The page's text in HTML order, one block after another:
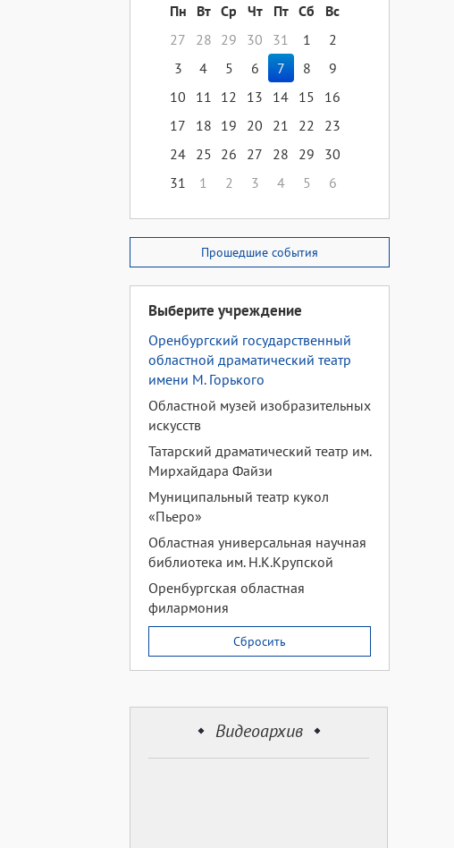
Пн
Вт Ср Чт Пт Сб
Вс
27
28 29 30 31 1
2
3
4 5 6 7 8
9
10
11 12 13 14 15
16
17
18 19 20 21 22
23
24 25 26 27 28 29
30
31
1 2 3 4 5 6
Прошедшие события
Выберите учреждение
Оренбургский государственный
областной драматический театр
имени М. Горького
Областной музей изобразительных
искусств
Татарский драматический театр им.
Мирхайдара Файзи
Муниципальный театр кукол
«Пьеро»
Областная универсальная научная
библиотека им. Н.К.Крупской
Оренбургская областная
филармония
Сбросить
Видеоархив